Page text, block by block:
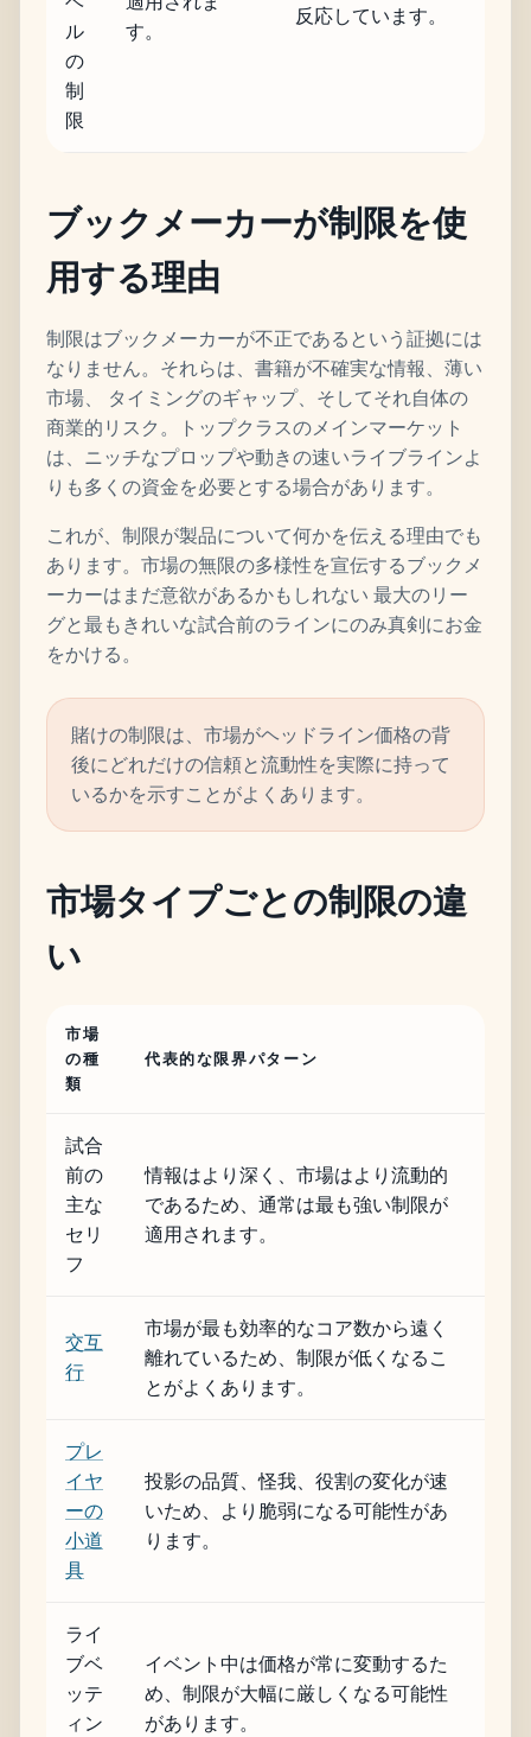
ル
の
制
限
す。
反応しています。
ブックメーカーが制限を使
用する理由
制限はブックメーカーが不正であるという証拠には
なりません。それらは、書籍が不確実な情報、薄い
市場、 タイミングのギャップ、そしてそれ自体の
商業的リスク。トップクラスのメインマーケット
は、ニッチなプロップや動きの速いライブラインよ
りも多くの資金を必要とする場合があります。
これが、制限が製品について何かを伝える理由でも
あります。市場の無限の多様性を宣伝するブックメ
ーカーはまだ意欲があるかもしれない 最大のリー
グと最もきれいな試合前のラインにのみ真剣にお金
をかける。
賭けの制限は、市場がヘッドライン価格の背
後にどれだけの信頼と流動性を実際に持って
いるかを示すことがよくあります。
市場タイプごとの制限の違
い
市場
の種
類
代表的な限界パターン
試合
前の
主な
セリ
フ
情報はより深く、市場はより流動的
であるため、通常は最も強い制限が
適用されます。
交互
行
市場が最も効率的なコア数から遠く
離れているため、制限が低くなるこ
とがよくあります。
プレ
イヤ
ーの
小道
具
投影の品質、怪我、役割の変化が速
いため、より脆弱になる可能性があ
ります。
ライ
ブベ
ッテ
ィン
イベント中は価格が常に変動するた
め、制限が大幅に厳しくなる可能性
があります。